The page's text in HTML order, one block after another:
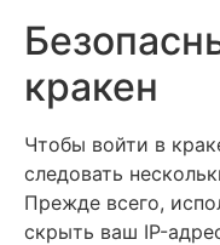
кракен
Чтобы войти в
следовать
Прежде всего,
скрыть ваш IP-